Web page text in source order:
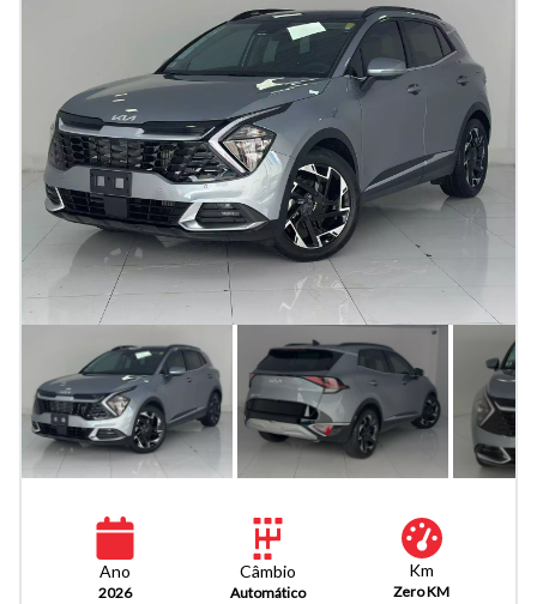
Ano
2026
Câmbio
Automático
Km
Zero KM